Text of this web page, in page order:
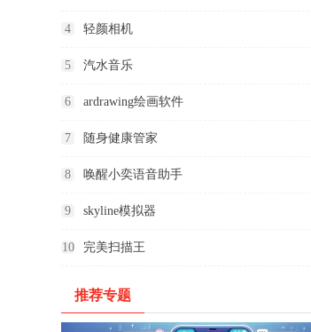
4 轻颜相机
5 汽水音乐
6 ardrawing绘画软件
7 随身健康管家
8 唤醒小奕语音助手
9 skyline模拟器
10 完美扫描王
推荐专题